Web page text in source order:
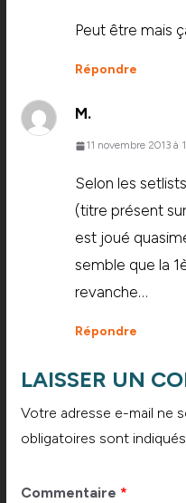
Peut être mais
Répondre
M.
11 novembre 2013 à
Selon les
(titre présent
est joué
semble que la
revanche…
Répondre
LAISSER UN
Votre adresse e-mail ne
obligatoires sont
Commentaire *